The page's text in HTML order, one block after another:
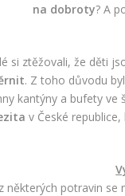
na dobroty? A
si ztěžovali, že děti
. Z toho důvodu
kantýny a bufety ve
v České
některých potravin se